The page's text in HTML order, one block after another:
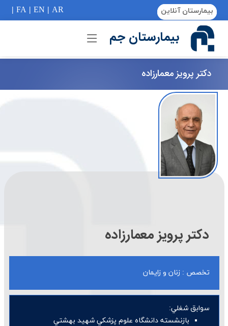
FA| EN | AR
| بیمارستان آنلاین
if (Model != null) {
بیمارستان جم
دکتر پرویز معمارزاده
دکتر پرویز معمارزاده
تخصص : زنان و زایمان
سوابق شغلي:
بازنشسته دانشگاه علوم پزشكي شهيد بهشتي